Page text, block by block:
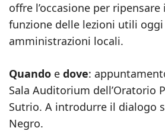
offre l’occasione per
funzione delle lezioni utili
amministrazioni locali.
Quando e dove:
Sala Auditorium dell’Oratorio
Sutrio. A introdurre il dialogo
Negro.